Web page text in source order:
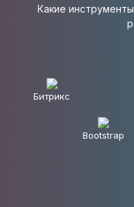
Какие
Битрикс
Bootstrap